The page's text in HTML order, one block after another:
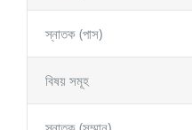
স্নাতক (পাস)
বিষয় সমূহ